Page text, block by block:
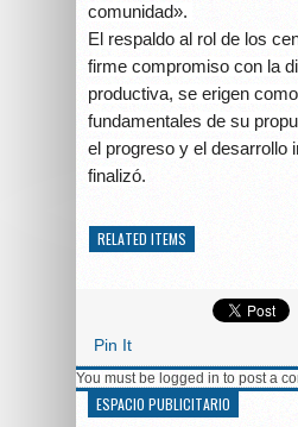
comunidad».
El respaldo al rol de los
firme compromiso con la
productiva, se erigen
fundamentales de su
el progreso y el desarrollo
finalizó.
RELATED ITEMS
Pin It
You must be logged in to post a
ESPACIO PUBLICITARIO